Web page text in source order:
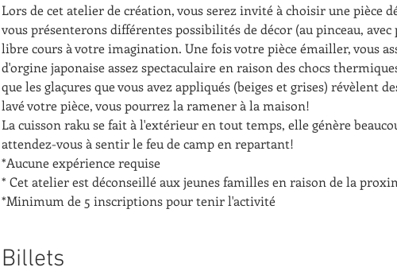
Lors de cet atelier de création, vous serez invité à choisir une pièce
vous présenterons différentes possibilités de décor (au pinceau,
libre cours à votre imagination. Une fois votre pièce émailler, vous
d'orgine japonaise assez spectaculaire en raison des chocs
que les glaçures que vous avez appliqués (beiges et grises) révèlent
lavé votre pièce, vous pourrez la ramener à la maison!
La cuisson raku se fait à l'extérieur en tout temps, elle génère
attendez-vous à sentir le feu de camp en repartant!
*Aucune expérience requise
* Cet atelier est déconseillé aux jeunes familles en raison de la
*Minimum de 5 inscriptions pour tenir l'activité
Billets